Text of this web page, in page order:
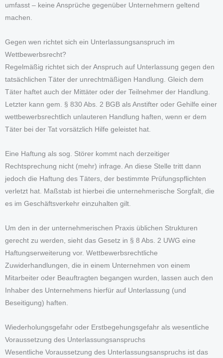
umfasst – keine Ansprüche gegenüber Unternehmern geltend
machen.
Gegen wen richtet sich ein Unterlassungsanspruch im
Wettbewerbsrecht?
Regelmäßig richtet sich der Anspruch auf Unterlassung gegen den
tatsächlichen Täter der unrechtmäßigen Handlung. Gleich dem
Täter haftet auch der Mittäter oder der Teilnehmer der Handlung.
Letzter kann gem. § 830 Abs. 2 BGB als Anstifter oder Gehilfe einer
wettbewerbsrechtlich unlauteren Handlung haften, wenn er dem
Täter bei der Tat vorsätzlich Hilfe geleistet hat.
Eine Haftung als sog. Störer kommt nach derzeitiger
Rechtsprechung nicht (mehr) infrage. An diese Stelle tritt dann
jedoch die Haftung des Täters, der bestimmte Prüfungspflichten
verletzt hat. Maßstab ist hierbei die unternehmerische Sorgfalt, die
es im Geschäftsverkehr einzuhalten gilt.
Um den in der unternehmerischen Praxis üblichen Strukturen
gerecht zu werden, sieht das Gesetz in § 8 Abs. 2 UWG eine
Haftungserweiterung vor. Wettbewerbsrechtliche
Zuwiderhandlungen, die in einem Unternehmen von einem
Mitarbeiter oder Beauftragten begangen wurden, lassen auch den
Inhaber des Unternehmens hierfür auf Unterlassung (und
Beseitigung) haften.
Wiederholungsgefahr oder Erstbegehungsgefahr als wesentliche
Voraussetzung des Unterlassungsanspruchs
Wesentliche Voraussetzung des Unterlassungsanspruchs ist das